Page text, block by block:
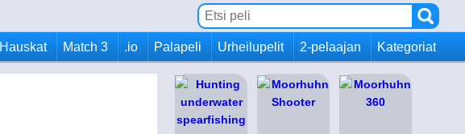
Hauskat Match 3 .io Palapeli Urheilupelit 2-pelaajan Kategoriat